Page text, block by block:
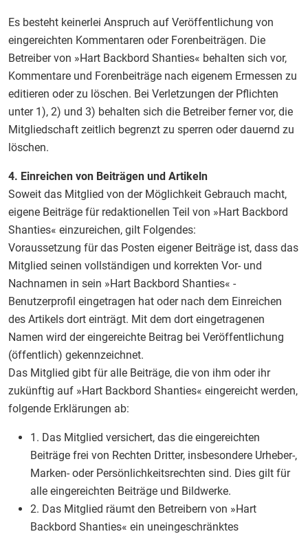
Es besteht keinerlei Anspruch auf Veröffentlichung von
eingereichten Kommentaren oder Forenbeiträgen. Die
Betreiber von »Hart Backbord Shanties« behalten sich vor,
Kommentare und Forenbeiträge nach eigenem Ermessen zu
editieren oder zu löschen. Bei Verletzungen der Pflichten
unter 1), 2) und 3) behalten sich die Betreiber ferner vor, die
Mitgliedschaft zeitlich begrenzt zu sperren oder dauernd zu
löschen.
4. Einreichen von Beiträgen und Artikeln
Soweit das Mitglied von der Möglichkeit Gebrauch macht,
eigene Beiträge für redaktionellen Teil von »Hart Backbord
Shanties« einzureichen, gilt Folgendes:
Voraussetzung für das Posten eigener Beiträge ist, dass das
Mitglied seinen vollständigen und korrekten Vor- und
Nachnamen in sein »Hart Backbord Shanties« -
Benutzerprofil eingetragen hat oder nach dem Einreichen
des Artikels dort einträgt. Mit dem dort eingetragenen
Namen wird der eingereichte Beitrag bei Veröffentlichung
(öffentlich) gekennzeichnet.
Das Mitglied gibt für alle Beiträge, die von ihm oder ihr
zukünftig auf »Hart Backbord Shanties« eingereicht werden,
folgende Erklärungen ab:
1. Das Mitglied versichert, das die eingereichten
Beiträge frei von Rechten Dritter, insbesondere Urheber-,
Marken- oder Persönlichkeitsrechten sind. Dies gilt für
alle eingereichten Beiträge und Bildwerke.
2. Das Mitglied räumt den Betreibern von »Hart
Backbord Shanties« ein uneingeschränktes